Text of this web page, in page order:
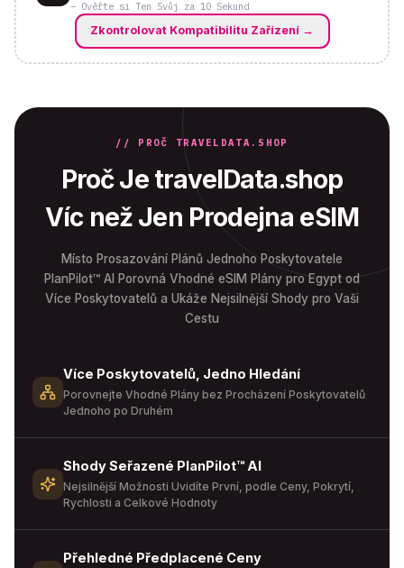
– Ověřte si Ten Svůj za 10 Sekund
Zkontrolovat Kompatibilitu Zařízení →
// PROČ TRAVELDATA.SHOP
Proč Je travelData.shop
Víc než Jen Prodejna eSIM
Místo Prosazování Plánů Jednoho Poskytovatele
PlanPilot™ AI Porovná Vhodné eSIM Plány pro Egypt od
Více Poskytovatelů a Ukáže Nejsilnější Shody pro Vaši
Cestu
Více Poskytovatelů, Jedno Hledání
Porovnejte Vhodné Plány bez Procházení Poskytovatelů
Jednoho po Druhém
Shody Seřazené PlanPilot™ AI
Nejsilnější Možnosti Uvidíte První, podle Ceny, Pokrytí,
Rychlosti a Celkové Hodnoty
Přehledné Předplacené Ceny